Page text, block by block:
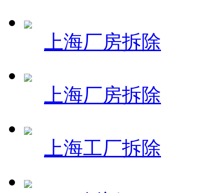
上海厂房拆除
上海厂房拆除
上海工厂拆除